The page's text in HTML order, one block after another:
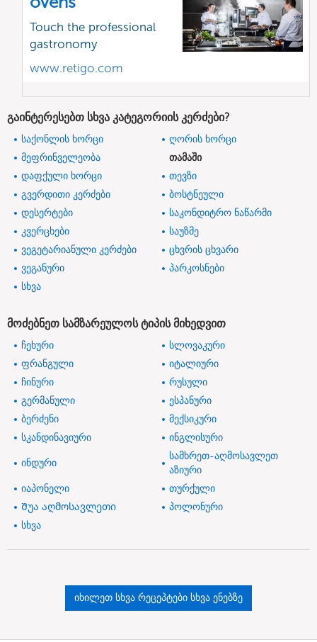
Touch the professional
gastronomy
www.retigo.com
გაინტერესებთ სხვა კატეგორიის კერძები?
საქონლის ხორცი
ღორის ხორცი
მეფრინველეობა
თამაში
დაფქული ხორცი
თევზი
გვერდითი კერძები
ბოსტნეული
დესერტები
საკონდიტრო ნაწარმი
კვერცხები
საუზმე
ვეგეტარიანული კერძები
ცხვრის ცხვარი
ვეგანური
პარკოსნები
სხვა
მოძებნეთ სამზარეულოს ტიპის მიხედვით
ჩეხური
სლოვაკური
ფრანგული
იტალიური
ჩინური
რუსული
გერმანული
ესპანური
ბერძენი
მექსიკური
სკანდინავიური
ინგლისური
ინდური
სამხრეთ-აღმოსავლეთ
აზიური
იაპონელი
თურქული
Შუა აღმოსავლეთი
პოლონური
სხვა
იხილეთ სხვა რეცეპტები სხვა ენებზე